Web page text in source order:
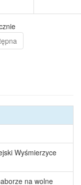
Wyśmierzyce
na wolne